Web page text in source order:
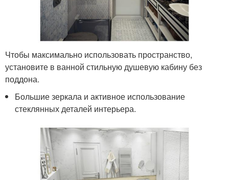
Чтобы максимально использовать пространство,
установите в ванной стильную душевую кабину без
поддона.
Большие зеркала и активное использование
стеклянных деталей интерьера.